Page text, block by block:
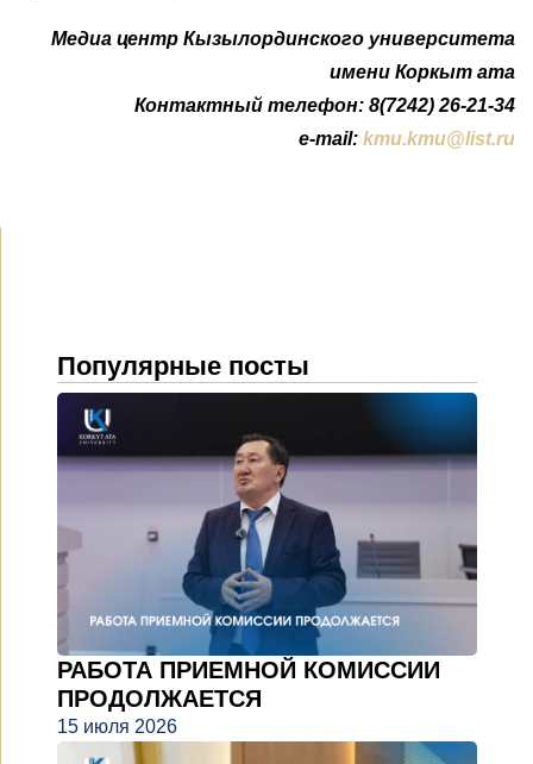
Медиа центр Кызылординского университета
имени Коркыт ата
Контактный телефон: 8(7242) 26-21-34
e-mail: kmu.kmu@list.ru
Популярные посты
РАБОТА ПРИЕМНОЙ КОМИССИИ
ПРОДОЛЖАЕТСЯ
15 июля 2026